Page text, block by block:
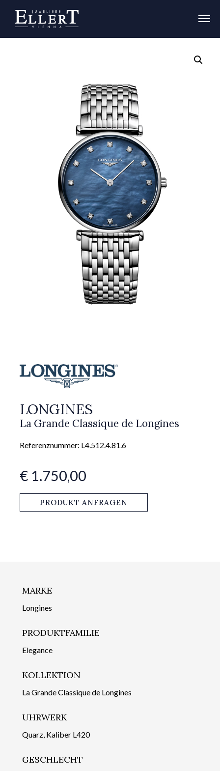
LONGINES
La Grande Classique de Longines
Referenznummer: L4.512.4.81.6
€ 1.750,00
PRODUKT ANFRAGEN
MARKE
Longines
PRODUKTFAMILIE
Elegance
KOLLEKTION
La Grande Classique de Longines
UHRWERK
Quarz, Kaliber L420
GESCHLECHT